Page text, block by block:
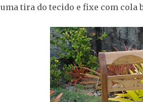
uma tira do tecido e fixe com cola